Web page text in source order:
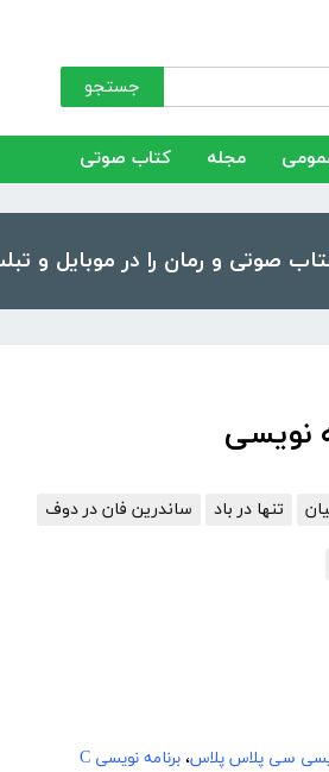
جستجو
مجله کتاب صوتی
تنها در باد ساندرین فان در دوف
سی پلاس پلاس، برنامه نویسی C